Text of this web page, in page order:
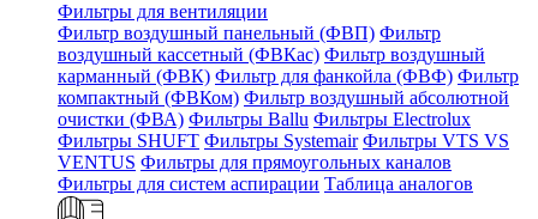
Фильтры для вентиляции
Фильтр воздушный панельный (ФВП) Фильтр
воздушный кассетный (ФВКас) Фильтр воздушный
карманный (ФВК) Фильтр для фанкойла (ФВФ) Фильтр
компактный (ФВКом) Фильтр воздушный абсолютной
очистки (ФВА) Фильтры Ballu Фильтры Electrolux
Фильтры SHUFT Фильтры Systemair Фильтры VTS VS
VENTUS Фильтры для прямоугольных каналов
Фильтры для систем аспирации Таблица аналогов